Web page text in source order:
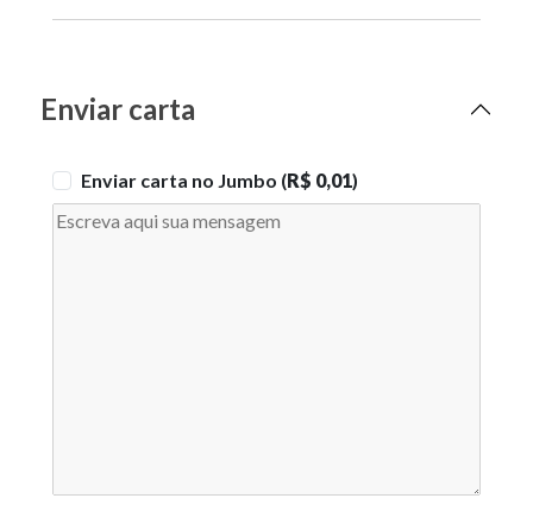
Enviar carta
Enviar carta no Jumbo (R$ 0,01)